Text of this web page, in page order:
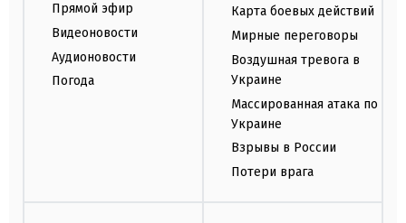
Прямой эфир
Видеоновости
Аудионовости
Погода
Карта боевых действий
Мирные переговоры
Воздушная тревога в
Украине
Массированная атака по
Украине
Взрывы в России
Потери врага